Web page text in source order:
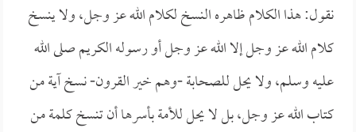
نقول: هذا الكلام ظاهره النسخ لكلام الله عز وجل، ولا ينسخ
كلام الله عز وجل إلا الله عز وجل أو رسوله الكريم صلى الله
عليه وسلم، ولا يحل للصحابة -وهم خير القرون- نسخ آية من
كتاب الله عز وجل، بل لا يحل للأمة بأسرها أن تنسخ كلمة من